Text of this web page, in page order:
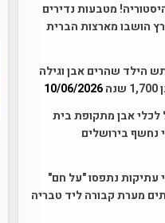
מטבעות נדירים
הושבו מארצות הברית
הילד שהרים אבן וגילה
10/06/2026
לכלי אבן מתקופת בית
בירושלים
עתיקות נתפסו "על חם"
מערת קבורה ליד טבריה